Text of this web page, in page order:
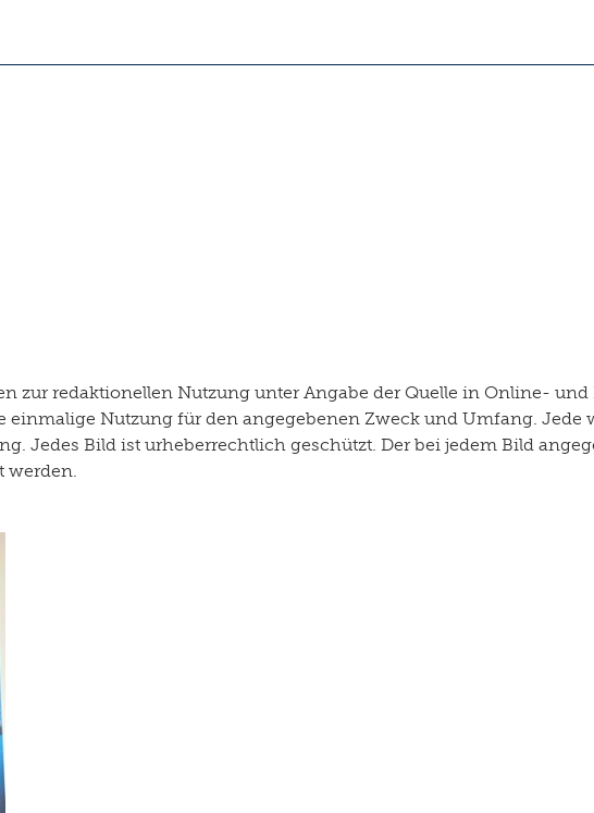
zur redaktionellen Nutzung unter Angabe der Quelle in Online-
einmalige Nutzung für den angegebenen Zweck und Umfang. Jede
Jedes Bild ist urheberrechtlich geschützt. Der bei jedem Bild
werden.